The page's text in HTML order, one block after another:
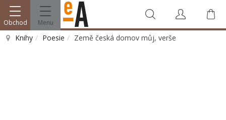
Obchod Menu
Knihy Poesie Země česká domov můj, verše